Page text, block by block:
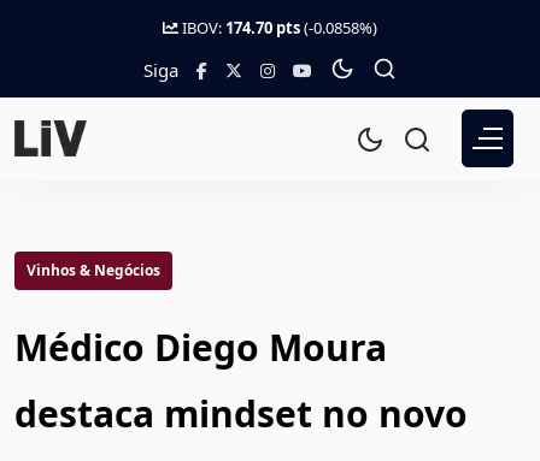
IBOV: 174.70 pts(-0.0858%)
Siga
Vinhos & Negócios
Médico Diego Moura
destaca mindset no novo